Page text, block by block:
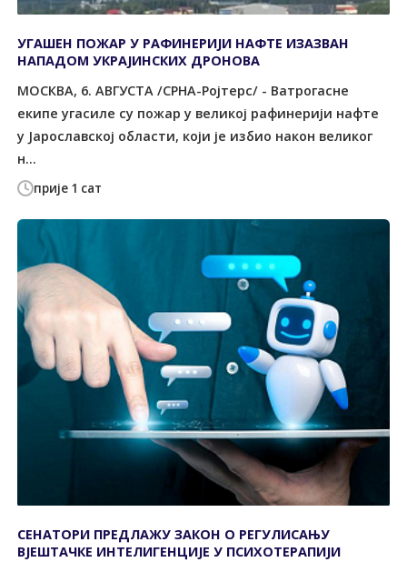
прије 1 сат
УГАШЕН ПОЖАР У РАФИНЕРИЈИ НАФТЕ ИЗАЗВАН
НАПАДОМ УКРАЈИНСКИХ ДРОНОВА
МОСКВА, 6. АВГУСТА /СРНА-Ројтерс/ - Ватрогасне
екипе угасиле су пожар у великој рафинерији нафте
у Јарославској области, који је избио након великог
н...
СЕНАТОРИ ПРЕДЛАЖУ ЗАКОН О РЕГУЛИСАЊУ
ВЈЕШТАЧКЕ ИНТЕЛИГЕНЦИЈЕ У ПСИХОТЕРАПИЈИ